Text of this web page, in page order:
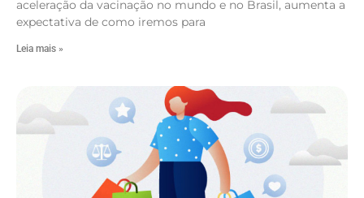
aceleração da vacinação no mundo e no Brasil, aumenta a
expectativa de como iremos para
Leia mais »